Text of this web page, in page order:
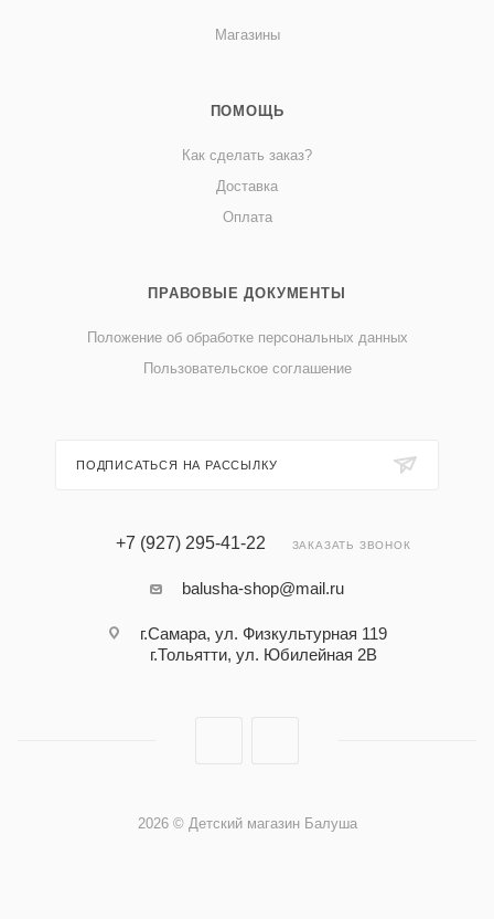
Магазины
ПОМОЩЬ
Как сделать заказ?
Доставка
Оплата
ПРАВОВЫЕ ДОКУМЕНТЫ
Положение об обработке персональных данных
Пользовательское соглашение
ПОДПИСАТЬСЯ НА РАССЫЛКУ
+7 (927) 295-41-22 ЗАКАЗАТЬ ЗВОНОК
balusha-shop@mail.ru
г.Самара, ул. Физкультурная 119
г.Тольятти, ул. Юбилейная 2В
2026 © Детский магазин Балуша